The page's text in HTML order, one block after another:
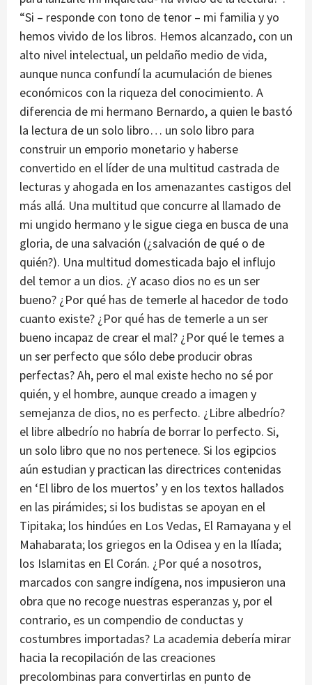
“Si – responde con tono de tenor – mi familia y yo
hemos vivido de los libros. Hemos alcanzado, con un
alto nivel intelectual, un peldaño medio de vida,
aunque nunca confundí la acumulación de bienes
económicos con la riqueza del conocimiento. A
diferencia de mi hermano Bernardo, a quien le bastó
la lectura de un solo libro… un solo libro para
construir un emporio monetario y haberse
convertido en el líder de una multitud castrada de
lecturas y ahogada en los amenazantes castigos del
más allá. Una multitud que concurre al llamado de
mi ungido hermano y le sigue ciega en busca de una
gloria, de una salvación (¿salvación de qué o de
quién?). Una multitud domesticada bajo el influjo
del temor a un dios. ¿Y acaso dios no es un ser
bueno? ¿Por qué has de temerle al hacedor de todo
cuanto existe? ¿Por qué has de temerle a un ser
bueno incapaz de crear el mal? ¿Por qué le temes a
un ser perfecto que sólo debe producir obras
perfectas? Ah, pero el mal existe hecho no sé por
quién, y el hombre, aunque creado a imagen y
semejanza de dios, no es perfecto. ¿Libre albedrío?
el libre albedrío no habría de borrar lo perfecto. Si,
un solo libro que no nos pertenece. Si los egipcios
aún estudian y practican las directrices contenidas
en ‘El libro de los muertos’ y en los textos hallados
en las pirámides; si los budistas se apoyan en el
Tipitaka; los hindúes en Los Vedas, El Ramayana y el
Mahabarata; los griegos en la Odisea y en la Ilíada;
los Islamitas en El Corán. ¿Por qué a nosotros,
marcados con sangre indígena, nos impusieron una
obra que no recoge nuestras esperanzas y, por el
contrario, es un compendio de conductas y
costumbres importadas? La academia debería mirar
hacia la recopilación de las creaciones
precolombinas para convertirlas en punto de